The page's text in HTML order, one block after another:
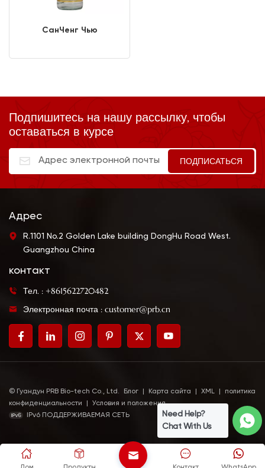
СанЧенг Чью
Подпишитесь на нашу рассылку, чтобы
оставаться в курсе
Адрес
R.1101 No.2 Golden Lake building DongHu Road West.
Guangzhou China
контакт
Тел. : +8615622720482
Электронная почта : customer@prb.cn
© Гуандун PRB Bio-tech Co., Ltd. Блог Карта сайта XML
политика
конфиденциальности
Условия и положения
IPv6 ПОДДЕРЖИВАЕМАЯ СЕТЬ
Need Help?
Chat With Us